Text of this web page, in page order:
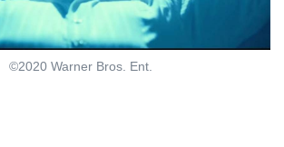
©2020 Warner Bros. Ent.